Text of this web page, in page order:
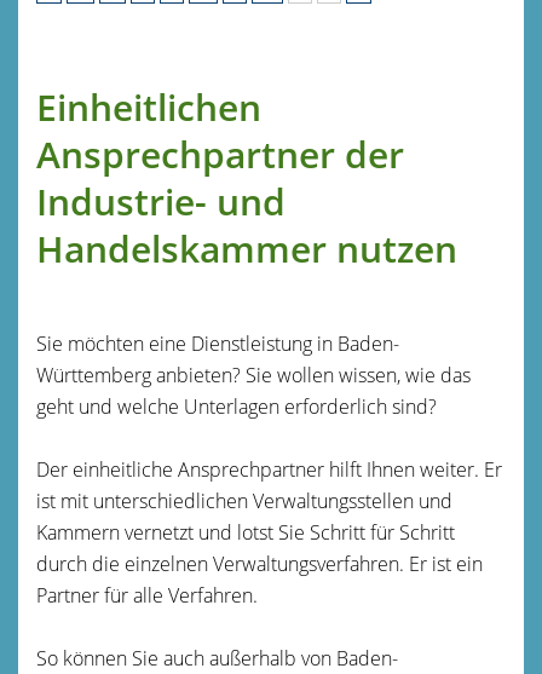
Einheitlichen
Ansprechpartner der
Industrie- und
Handelskammer nutzen
Sie möchten eine Dienstleistung in Baden-
Württemberg anbieten? Sie wollen wissen, wie das
geht und welche Unterlagen erforderlich sind?
Der einheitliche Ansprechpartner hilft Ihnen weiter. Er
ist mit unterschiedlichen Verwaltungsstellen und
Kammern vernetzt und lotst Sie Schritt für Schritt
durch die einzelnen Verwaltungsverfahren. Er ist ein
Partner für alle Verfahren.
So können Sie auch außerhalb von Baden-